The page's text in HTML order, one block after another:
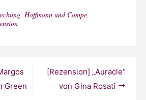
, Hoffmann und Campe,
[Rezension] „Auracle“
von Gina Rosati
Green